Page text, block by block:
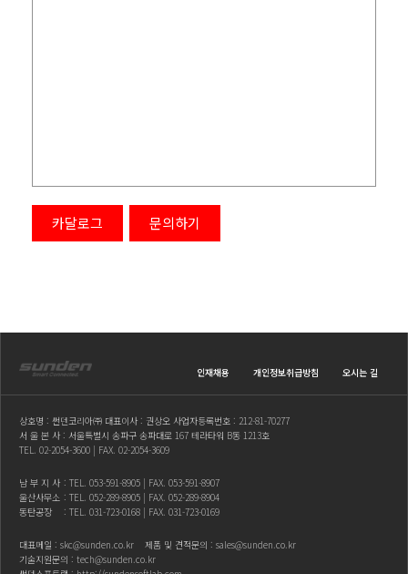
카달로그 문의하기
인재채용 개인정보취급방침 오시는 길
상호명 : 썬덴코리아㈜ 대표이사 : 권상오 사업자등록번호 : 212-81-70277
서 울 본 사 : 서울특별시 송파구 송파대로 167 테라타워 B동 1213호
TEL. 02-2054-3600 | FAX. 02-2054-3609
남 부 지 사 : TEL. 053-591-8905 | FAX. 053-591-8907
울산사무소 : TEL. 052-289-8905 | FAX. 052-289-8904
동탄공장
: TEL. 031-723-0168 | FAX. 031-723-0169
대표메일 : skc@sunden.co.kr 제품 및 견적문의 : sales@sunden.co.kr
기술지원문의 : tech@sunden.co.kr